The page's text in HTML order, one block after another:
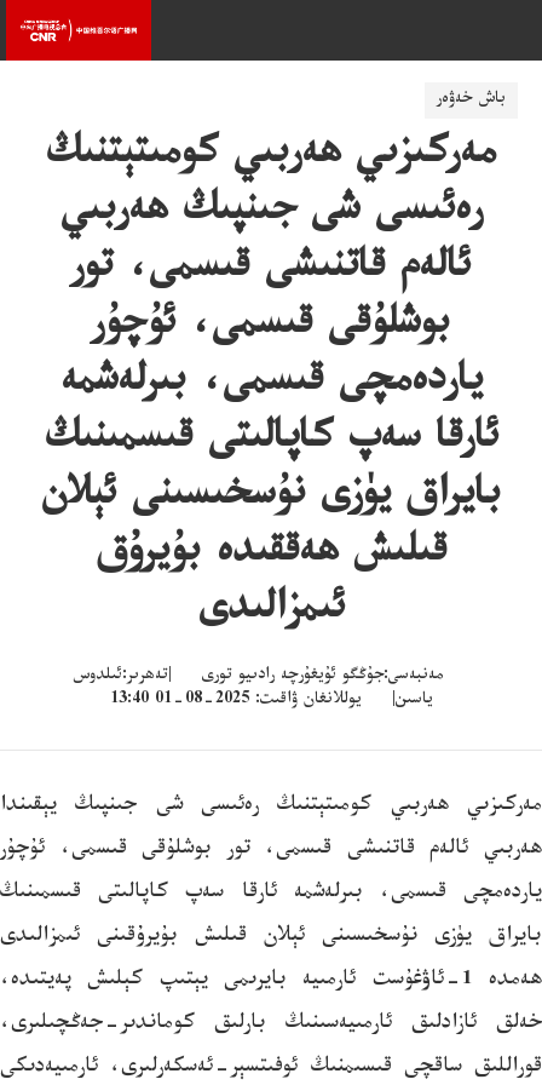
باش خەۋەر
مەركىزىي ھەربىي كومىتېتنىڭ
رەئىسى شى جىنپىڭ ھەربىي
ئالەم قاتنىشى قىسمى، تور
بوشلۇقى قىسمى، ئۇچۇر
ياردەمچى قىسمى، بىرلەشمە
ئارقا سەپ كاپالىتى قىسمىنىڭ
بايراق يۈزى نۇسخىسىنى ئېلان
قىلىش ھەققىدە بۇيرۇق
ئىمزالىدى
مەنبەسى:جۇڭگو ئۇيغۇرچە رادىيو تورى |تەھرىر:ئىلدوس
ياسىن| يوللانغان ۋاقىت: 2025-08-01 13:40
مەركىزىي ھەربىي كومىتېتنىڭ رەئىسى شى جىنپىڭ يېقىندا
ھەربىي ئالەم قاتنىشى قىسمى، تور بوشلۇقى قىسمى، ئۇچۇر
ياردەمچى قىسمى، بىرلەشمە ئارقا سەپ كاپالىتى قىسمىنىڭ
بايراق يۈزى نۇسخىسىنى ئېلان قىلىش بۇيرۇقىنى ئىمزالىدى
ھەمدە 1-ئاۋغۇست ئارمىيە بايرىمى يېتىپ كېلىش پەيتىدە،
خەلق ئازادلىق ئارمىيەسىنىڭ بارلىق كوماندىر-جەڭچىلىرى،
قوراللىق ساقچى قىسىمنىڭ ئوفىتسېر-ئەسكەرلىرى، ئارمىيەدىكى